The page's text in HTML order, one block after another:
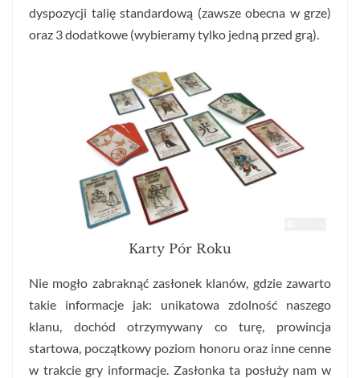
dyspozycji talię standardową (zawsze obecna w grze)
oraz 3 dodatkowe (wybieramy tylko jedną przed grą).
Karty Pór Roku
Nie mogło zabraknąć zasłonek klanów, gdzie zawarto
takie informacje jak: unikatowa zdolność naszego
klanu, dochód otrzymywany co turę, prowincja
startowa, początkowy poziom honoru oraz inne cenne
w trakcie gry informacje. Zasłonka ta posłuży nam w